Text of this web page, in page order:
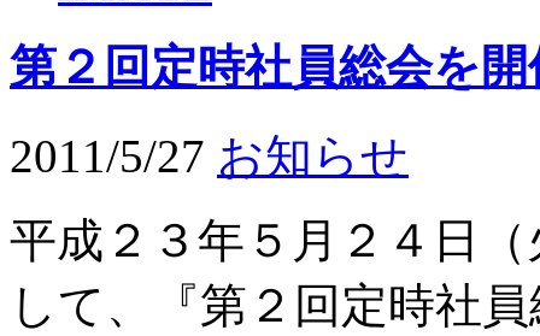
第２回定時社員総会を開
2011/5/27 お知らせ
平成２３年５月２４日
して、『第２回定時社